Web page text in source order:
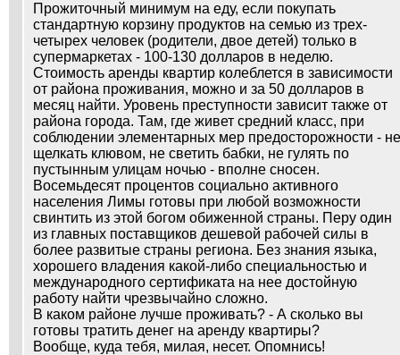
Прожиточный минимум на еду, если покупать
стандартную корзину продуктов на семью из трех-
четырех человек (родители, двое детей) только в
супермаркетах - 100-130 долларов в неделю.
Стоимость аренды квартир колеблется в зависимости
от района проживания, можно и за 50 долларов в
месяц найти. Уровень преступности зависит также от
района города. Там, где живет средний класс, при
соблюдении элементарных мер предосторожности - не
щелкать клювом, не светить бабки, не гулять по
пустынным улицам ночью - вполне сносен.
Восемьдесят процентов социально активного
населения Лимы готовы при любой возможности
свинтить из этой богом обиженной страны. Перу один
из главных поставщиков дешевой рабочей силы в
более развитые страны региона. Без знания языка,
хорошего владения какой-либо специальностью и
международного сертификата на нее достойную
работу найти чрезвычайно сложно.
В каком районе лучше проживать? - А сколько вы
готовы тратить денег на аренду квартиры?
Вообще, куда тебя, милая, несет. Опомнись!